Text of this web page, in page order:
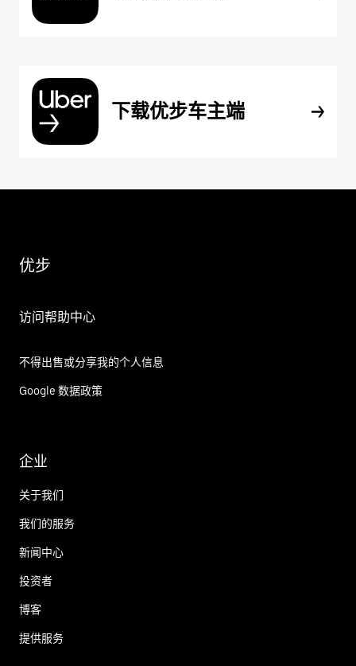
下载优步车主端
优步
访问帮助中心
不得出售或分享我的个人信息
Google 数据政策
企业
关于我们
我们的服务
新闻中心
投资者
博客
提供服务